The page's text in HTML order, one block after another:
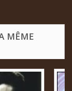
MÊME